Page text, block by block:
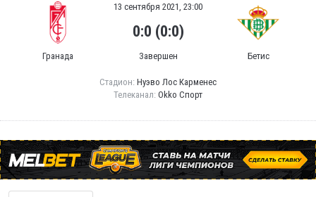
Гранада
13 сентября 2021, 23:00
0:0 (0:0)
Завершен Бетис
Стадион: Нуэво Лос Карменес
Телеканал: Okko Спорт